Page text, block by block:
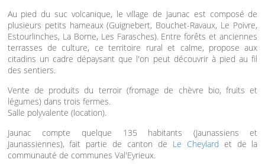
Au pied du suc volcanique, le village de Jaunac est composé de
plusieurs petits hameaux (Guignebert, Bouchet-Ravaux, Le Poivre,
Estourlinches, La Borne, Les Farasches). Entre forêts et anciennes
terrasses de culture, ce territoire rural et calme, propose aux
citadins un cadre dépaysant que l'on peut découvrir à pied au fil
des sentiers.
Vente de produits du terroir (fromage de chèvre bio, fruits et
légumes) dans trois fermes.
Salle polyvalente (location).
Jaunac compte quelque 135 habitants (Jaunassiens et
Jaunassiennes), fait partie de canton de Le Cheylard et de la
communauté de communes Val'Eyrieux.